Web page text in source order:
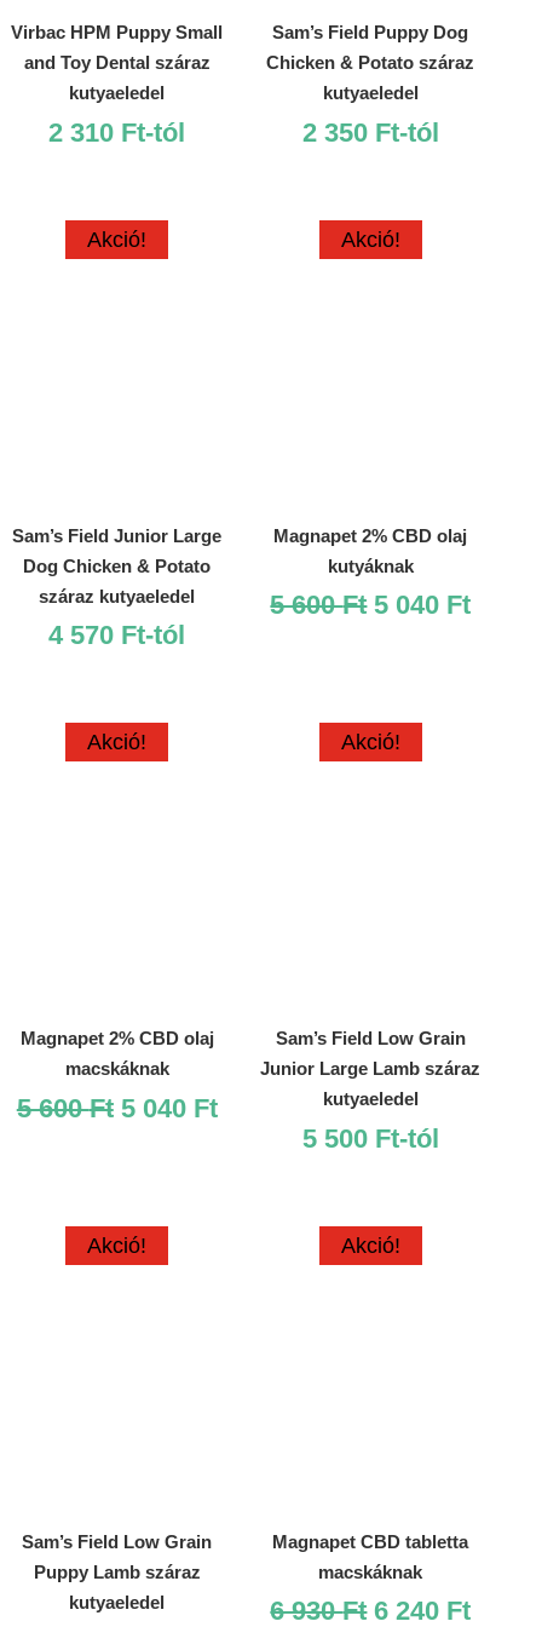
Virbac HPM Puppy Small
and Toy Dental száraz
kutyaeledel
2 310 Ft-tól
Sam’s Field Puppy Dog
Chicken & Potato száraz
kutyaeledel
2 350 Ft-tól
Akció!
Sam’s Field Junior Large
Dog Chicken & Potato
száraz kutyaeledel
4 570 Ft-tól
Akció!
Magnapet 2% CBD olaj
kutyáknak
5 600Ft Original
600 Ft.
5 040 Ft
Akció!
Magnapet 2% CBD olaj
macskáknak
5 600Ft Original
600 Ft.
5 040 FtCurrent
Akció!
Sam’s Field Low Grain
Junior Large Lamb száraz
kutyaeledel
5 500 Ft-tól
Akció!
Sam’s Field Low Grain
Puppy Lamb száraz
kutyaeledel
Akció!
Magnapet CBD tabletta
macskáknak
6 930Ft Original
6 240 Ft